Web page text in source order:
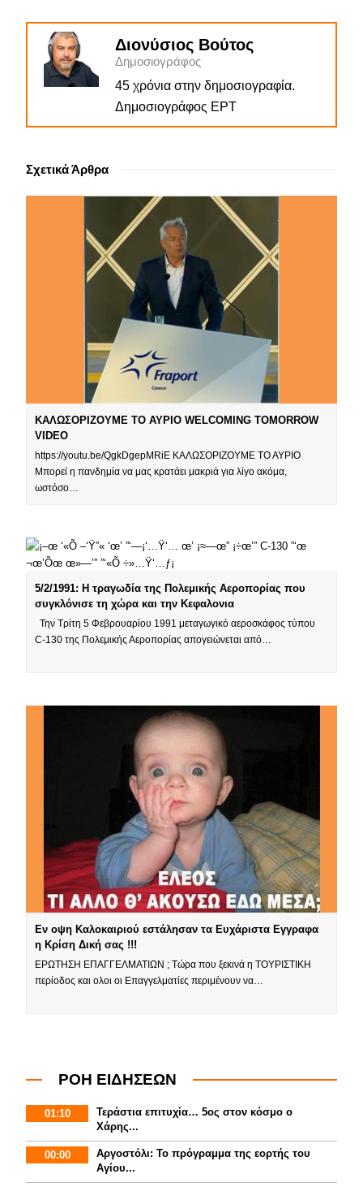
Διονύσιος Βούτος
Δημοσιογράφος
45 χρόνια στην δημοσιογραφία.
Δημοσιογράφος ΕΡΤ
Σχετικά Άρθρα
ΚΑΛΩΣΟΡΙΖΟΥΜΕ ΤΟ ΑΥΡΙΟ WELCOMING TOMORROW
VIDEO
https://youtu.be/QgkDgepMRiE ΚΑΛΩΣΟΡΙΖΟΥΜΕ ΤΟ ΑΥΡΙΟ
Μπορεί η πανδημία να μας κρατάει μακριά για λίγο ακόμα,
ωστόσο…
5/2/1991: Η τραγωδία της Πολεμικής Αεροπορίας που
συγκλόνισε τη χώρα και την Κεφαλονια
Την Τρίτη 5 Φεβρουαρίου 1991 μεταγωγικό αεροσκάφος τύπου
C-130 της Πολεμικής Αεροπορίας απογειώνεται από…
Εν οψη Καλοκαιριού εστάλησαν τα Ευχάριστα Εγγραφα
η Κρίση Δική σας !!!
ΕΡΩΤΗΣΗ ΕΠΑΓΓΕΛΜΑΤΙΩΝ ; Τώρα που ξεκινά η ΤΟΥΡΙΣΤΙΚΗ
περίοδος και ολοι οι Επαγγελματίες περιμένουν να…
ΡΟΗ ΕΙΔΗΣΕΩΝ
01:10
Τεράστια επιτυχία… 5ος στον κόσμο ο
Χάρης...
00:00
Αργοστόλι: Το πρόγραμμα της εορτής του
Αγίου...